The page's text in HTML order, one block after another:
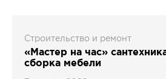
Строительство и ремонт
«Мастер на час»
сборка мебели